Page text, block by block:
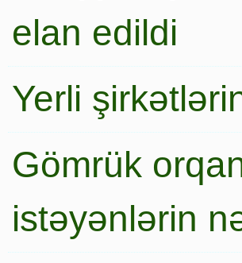
elan edildi
Yerli
Gömrük
istəyənlərin